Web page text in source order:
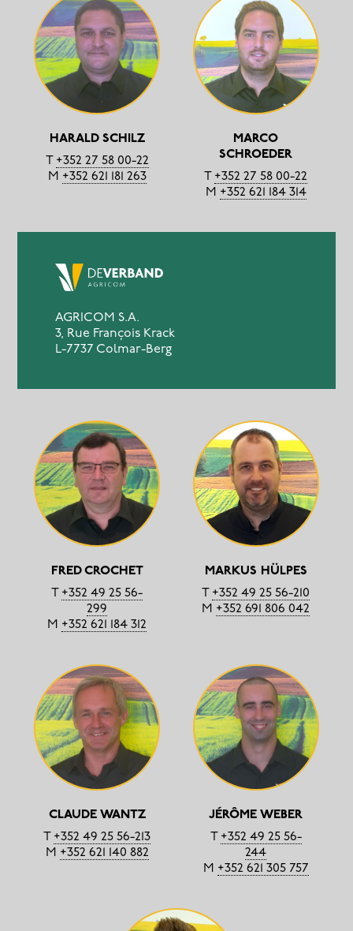
HARALD SCHILZ
T +352 27 58 00-22
M +352 621 181 263
MARCO
SCHROEDER
T +352 27 58 00-22
M +352 621 184 314
AGRICOM S.A.
3, Rue François Krack
L-7737 Colmar-Berg
FRED CROCHET
T +352 49 25 56-
299
M +352 621 184 312
MARKUS HÜLPES
T +352 49 25 56-210
M +352 691 806 042
CLAUDE WANTZ
T +352 49 25 56-213
M +352 621 140 882
JÉRÔME WEBER
T +352 49 25 56-
244
M +352 621 305 757